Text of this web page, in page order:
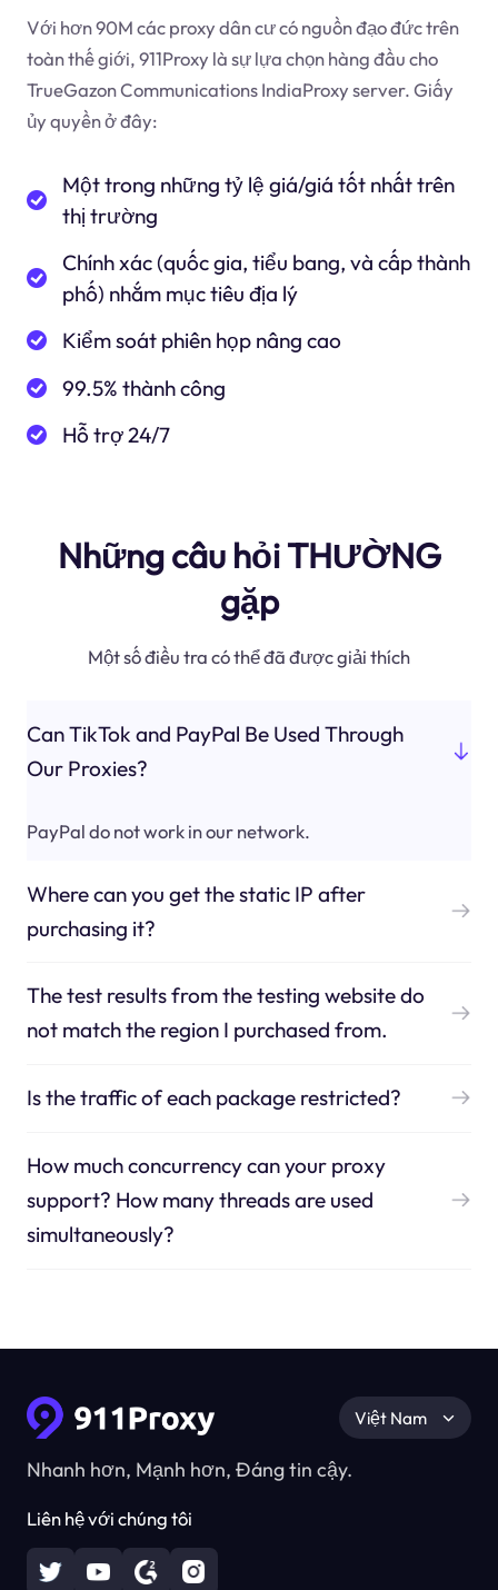
Với hơn 90M các proxy dân cư có nguồn đạo đức trên
toàn thế giới, 911Proxy là sự lựa chọn hàng đầu cho
TrueGazon Communications IndiaProxy server. Giấy
ủy quyền ở đây:
Một trong những tỷ lệ giá/giá tốt nhất trên
thị trường
Chính xác (quốc gia, tiểu bang, và cấp thành
phố) nhắm mục tiêu địa lý
Kiểm soát phiên họp nâng cao
99.5% thành công
Hỗ trợ 24/7
Những câu hỏi THƯỜNG
gặp
Một số điều tra có thể đã được giải thích
Can TikTok and PayPal Be Used Through
Our Proxies?
PayPal do not work in our network.
Where can you get the static IP after
purchasing it?
The test results from the testing website do
not match the region I purchased from.
Is the traffic of each package restricted?
How much concurrency can your proxy
support? How many threads are used
simultaneously?
Nhanh hơn, Mạnh hơn, Đáng tin cậy.
Liên hệ với chúng tôi
Việt Nam